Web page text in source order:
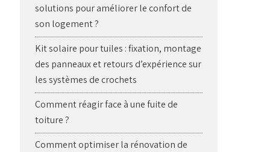
solutions pour améliorer le confort de
son logement ?
Kit solaire pour tuiles : fixation, montage
des panneaux et retours d’expérience sur
les systèmes de crochets
Comment réagir face à une fuite de
toiture ?
Comment optimiser la rénovation de